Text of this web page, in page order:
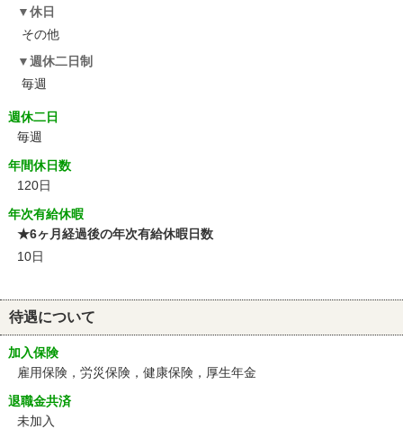
休日
その他
週休二日制
毎週
週休二日
毎週
年間休日数
120日
年次有給休暇
★6ヶ月経過後の年次有給休暇日数
10日
待遇について
加入保険
雇用保険，労災保険，健康保険，厚生年金
退職金共済
未加入